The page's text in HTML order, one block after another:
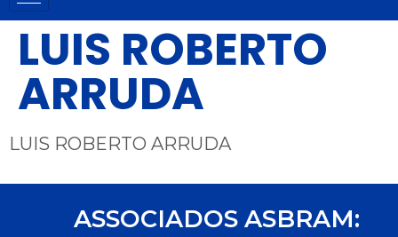
LUIS ROBERTO
ARRUDA
LUIS ROBERTO ARRUDA
ASSOCIADOS ASBRAM: